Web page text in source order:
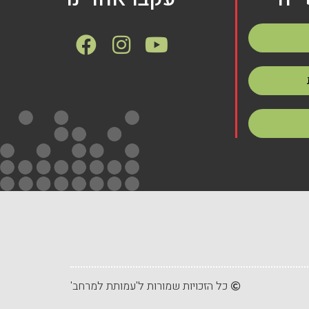
כל הזכויות שמורות ל'עמותת למרחב'